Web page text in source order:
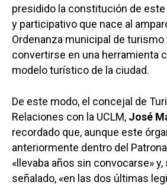
presidido la constitución de
y participativo que nace al
Ordenanza municipal de
convertirse en una herramienta
modelo turístico de la ciudad.
De este modo, el concejal de
Relaciones con la UCLM, José
recordado que, aunque este
anteriormente dentro del
«llevaba años sin convocarse» y,
señalado, «en las dos últimas